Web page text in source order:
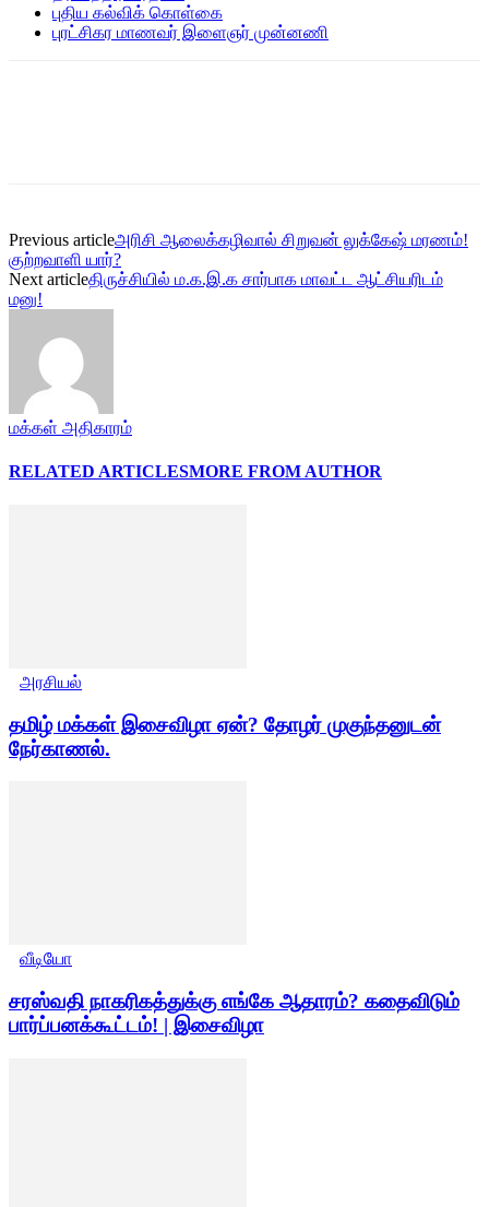
புதிய கல்விக் கொள்கை
புரட்சிகர மாணவர் இளைஞர் முன்னணி
Previous articleஅரிசி ஆலைக்கழிவால் சிறுவன் லுக்கேஷ் மரணம்!
குற்றவாளி யார்?
Next articleதிருச்சியில் ம.க.இ.க சார்பாக மாவட்ட ஆட்சியரிடம்
மனு!
மக்கள் அதிகாரம்
RELATED ARTICLESMORE FROM AUTHOR
அரசியல்
தமிழ் மக்கள் இசைவிழா ஏன்? தோழர் முகுந்தனுடன்
நேர்காணல்.
வீடியோ
சரஸ்வதி நாகரிகத்துக்கு எங்கே ஆதாரம்? கதைவிடும்
பார்ப்பனக்கூட்டம்! | இசைவிழா